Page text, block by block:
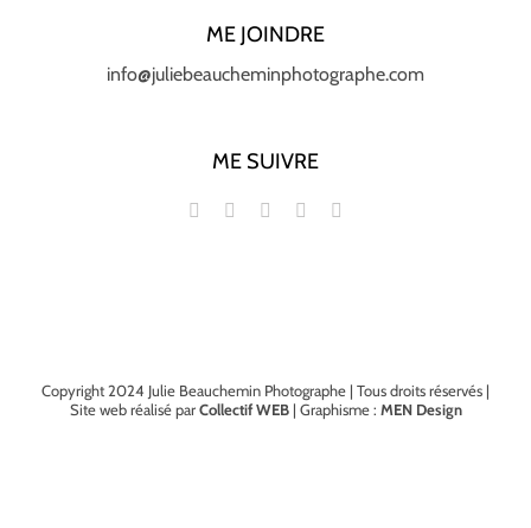
ME JOINDRE
info@juliebeaucheminphotographe.com
ME SUIVRE
Copyright 2024 Julie Beauchemin Photographe | Tous droits réservés |
Site web réalisé parCollectif WEB| Graphisme : MEN Design